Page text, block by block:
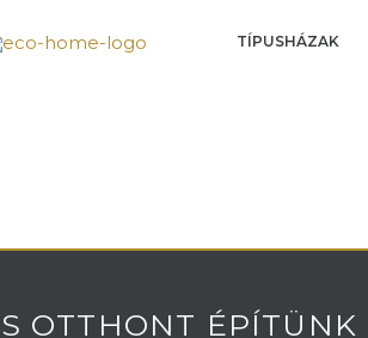
TÍPUSHÁZAK
OTTHONT ÉPÍTÜNK